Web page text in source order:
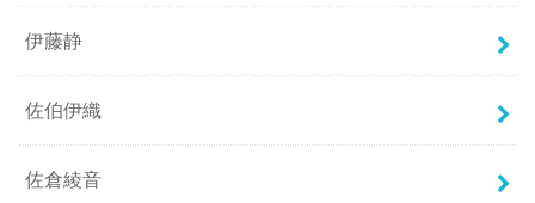
伊藤静
佐伯伊織
佐倉綾音